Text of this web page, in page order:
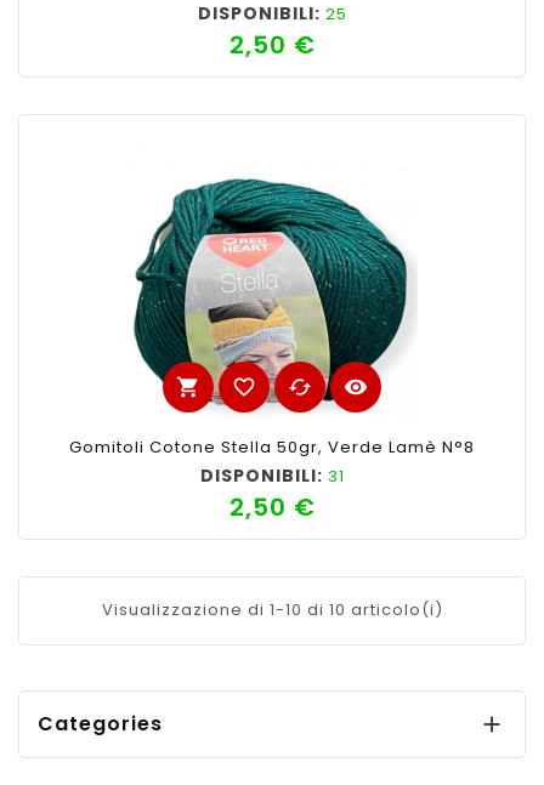
DISPONIBILI: 25
2,50 €Prezzo
shopping_cart favorite_border cached visibility
Gomitoli Cotone Stella 50gr, Verde Lamè N°8
DISPONIBILI: 31
2,50 €Prezzo
Visualizzazione di 1-10 di 10 articolo(i)
Categories 